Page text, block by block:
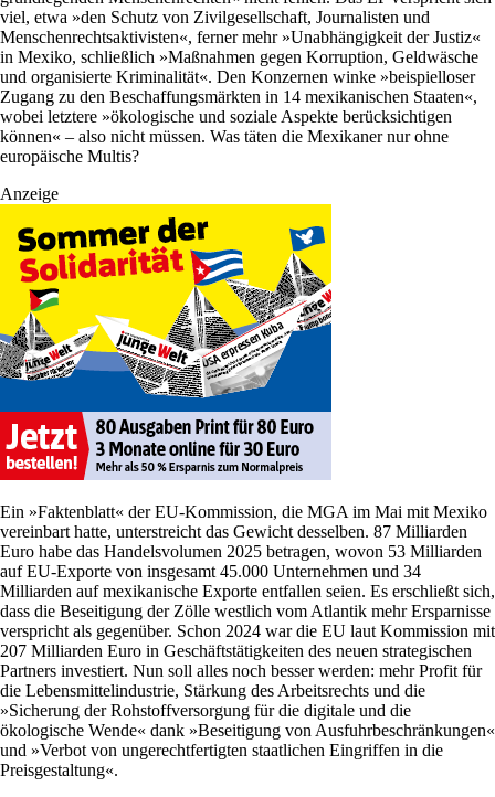
viel, etwa »den Schutz von Zivilgesellschaft, Journalisten und
Menschenrechtsaktivisten«, ferner mehr »Unabhängigkeit der Justiz«
in Mexiko, schließlich »Maßnahmen gegen Korruption, Geldwäsche
und organisierte Kriminalität«. Den Konzernen winke »beispielloser
Zugang zu den Beschaffungsmärkten in 14 mexikanischen Staaten«,
wobei letztere »ökologische und soziale Aspekte berücksichtigen
können« – also nicht müssen. Was täten die Mexikaner nur ohne
europäische Multis?
Anzeige
Ein »Faktenblatt« der EU-Kommission, die MGA im Mai mit Mexiko
vereinbart hatte, unterstreicht das Gewicht desselben. 87 Milliarden
Euro habe das Handelsvolumen 2025 betragen, wovon 53 Milliarden
auf EU-Exporte von insgesamt 45.000 Unternehmen und 34
Milliarden auf mexikanische Exporte entfallen seien. Es erschließt sich,
dass die Beseitigung der Zölle westlich vom Atlantik mehr Ersparnisse
verspricht als gegenüber. Schon 2024 war die EU laut Kommission mit
207 Milliarden Euro in Geschäftstätigkeiten des neuen strategischen
Partners investiert. Nun soll alles noch besser werden: mehr Profit für
die Lebensmittelindustrie, Stärkung des Arbeitsrechts und die
»Sicherung der Rohstoffversorgung für die digitale und die
ökologische Wende« dank »Beseitigung von Ausfuhrbeschränkungen«
und »Verbot von ungerechtfertigten staatlichen Eingriffen in die
Preisgestaltung«.